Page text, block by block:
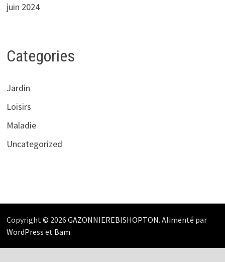
juin 2024
Categories
Jardin
Loisirs
Maladie
Uncategorized
Copyright © 2026 GAZONNIEREBISHOPTON. Alimenté par
WordPress et Bam.